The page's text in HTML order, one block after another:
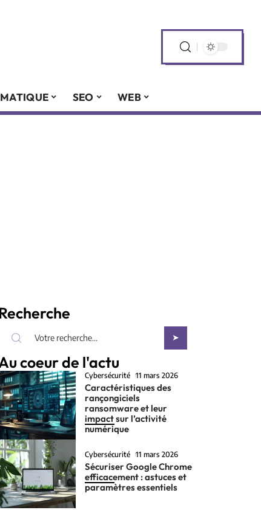
SEO WEB
coeur de l'actu
Cybersécurité 11 mars 2026
Caractéristiques des
rançongiciels
ransomware et leur
impact sur l’activité
numérique
Cybersécurité 11 mars 2026
Sécuriser Google Chrome
efficacement : astuces et
paramètres essentiels